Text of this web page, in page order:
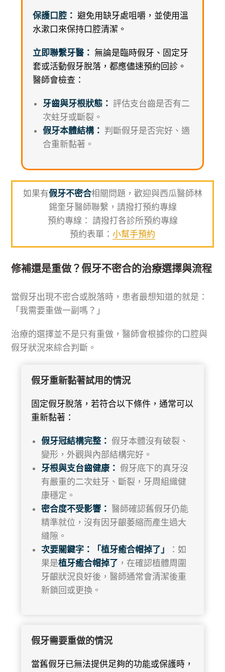
保護口腔： 避免用缺牙處咀嚼，並使用溫
水漱口來保持口腔清潔。
立即聯繫牙醫： 無論是臨時假牙、固定牙
套或活動假牙脫落，都應儘速預約回診。
醫師會檢查：
牙齒與牙根狀態： 評估支台齒是否有二
次蛀牙或斷裂。
假牙本體結構： 判斷假牙是否完好、適
合重新黏著。
如果有假牙不密合相關問題，歡迎與西瓜醫師林
錫奎牙醫師聯繫，請撥打預約專線
預約專線： 請撥打各診所預約專線
預約表單： 小幫手預約
修補還是重做？假牙不密合的治療選擇與流程
當假牙出現不密合或脫落時，患者最想知道的就是：
「我需要重做一副嗎？」
治療的選擇並不是只有重做，醫師會根據你的口腔與
假牙狀況來綜合判斷。
假牙重新黏著試用的情況
固定假牙脫落，若符合以下條件，通常可以
重新黏著：
假牙冠結構完整： 假牙本體沒有破裂、
變形，外觀與內部結構完好。
牙根與支台齒健康： 假牙底下的真牙沒
有嚴重的二次蛀牙、斷裂，牙周組織健
康穩定。
密合度不受影響： 醫師確認舊假牙仍能
精準就位，沒有因牙齦萎縮而產生過大
縫隙。
次要關鍵字：「植牙癒合帽掉了」
：如
果是植牙癒合帽掉了 ，在確認植體周圍
牙齦狀況良好後，醫師通常會清潔後重
新鎖回或更換。
假牙需要重做的情況
當舊假牙已無法提供足夠的功能或保護時，